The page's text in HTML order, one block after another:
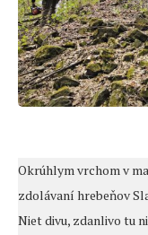
Okrúhlym vrchom v
zdolávaní hrebeňov
Niet divu, zdanlivo tu